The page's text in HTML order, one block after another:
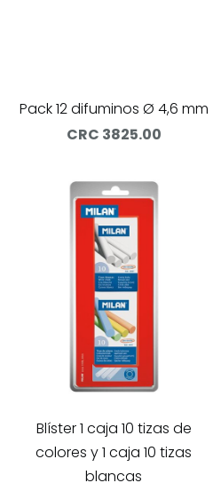
Pack 12 difuminos Ø 4,6 mm
CRC 3825.00
Blíster 1 caja 10 tizas de
colores y 1 caja 10 tizas
blancas